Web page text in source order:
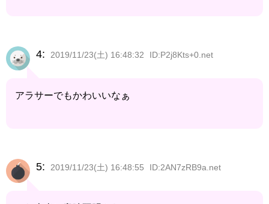
4: 2019/11/23(土) 16:48:32 ID:P2j8Kts+0.net
アラサーでもかわいいなぁ
5: 2019/11/23(土) 16:48:55 ID:2AN7zRB9a.net